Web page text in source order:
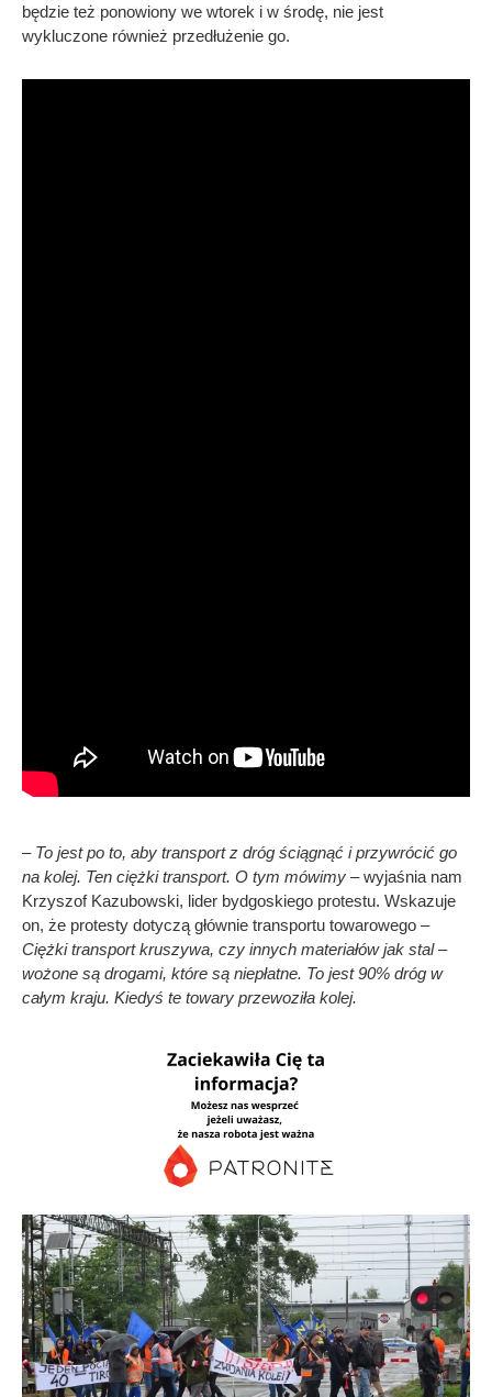
będzie też ponowiony we wtorek i w środę, nie jest
wykluczone również przedłużenie go.
– To jest po to, aby transport z dróg ściągnąć i przywrócić go
na kolej. Ten ciężki transport. O tym mówimy – wyjaśnia nam
Krzyszof Kazubowski, lider bydgoskiego protestu. Wskazuje
on, że protesty dotyczą głównie transportu towarowego –
Ciężki transport kruszywa, czy innych materiałów jak stal –
wożone są drogami, które są niepłatne. To jest 90% dróg w
całym kraju. Kiedyś te towary przewoziła kolej.